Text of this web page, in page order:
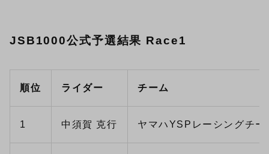
JSB1000公式予選結果 Race1
順位 ライダー チーム
1 中須賀 克行 ヤマハYSPレーシングチー